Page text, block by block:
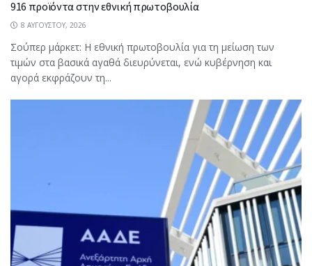
916 προϊόντα στην εθνική πρωτοβουλία
8 ΑΥΓΟΎΣΤΟΥ, 2026
Σούπερ μάρκετ: Η εθνική πρωτοβουλία για τη μείωση των
τιμών στα βασικά αγαθά διευρύνεται, ενώ κυβέρνηση και
αγορά εκφράζουν τη...